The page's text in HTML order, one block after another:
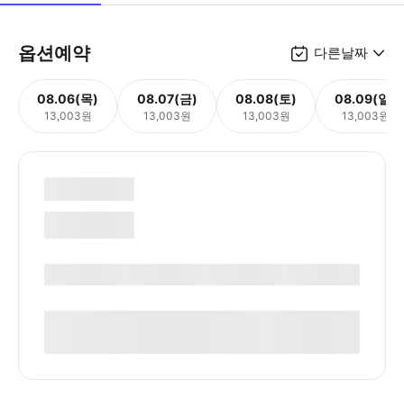
옵션예약 다른날짜
08.06(목)
13,003원
08.07(금)
13,003원
08.08(토)
13,003원
08.09(일)
13,003원